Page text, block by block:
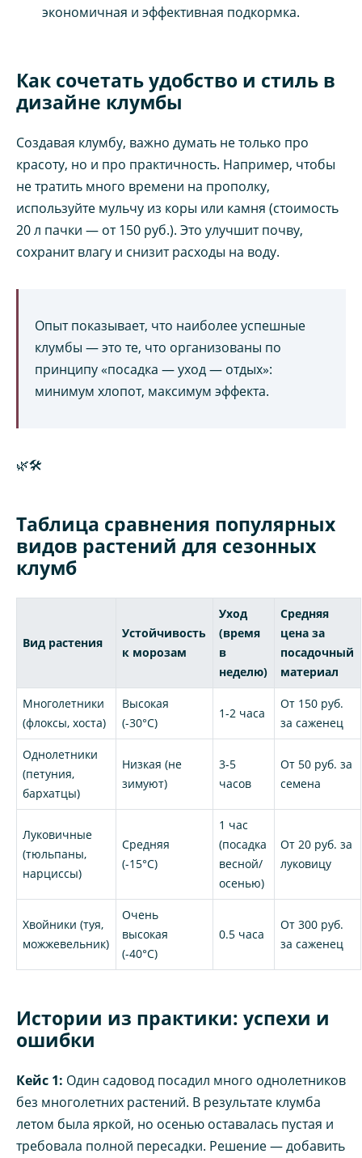
экономичная и эффективная подкормка.
Как сочетать удобство и стиль в
дизайне клумбы
Создавая клумбу, важно думать не только про
красоту, но и про практичность. Например, чтобы
не тратить много времени на прополку,
используйте мульчу из коры или камня (стоимость
20 л пачки — от 150 руб.). Это улучшит почву,
сохранит влагу и снизит расходы на воду.
Опыт показывает, что наиболее успешные
клумбы — это те, что организованы по
принципу «посадка — уход — отдых»:
минимум хлопот, максимум эффекта.
🌿🛠️
Таблица сравнения популярных
видов растений для сезонных
клумб
Вид растения
Устойчивость
к морозам
Уход
(время
в
неделю)
Средняя
цена за
посадочный
материал
Многолетники
(флоксы, хоста)
Высокая
(-30°C)
1-2 часа
От 150 руб.
за саженец
Однолетники
(петуния,
бархатцы)
Низкая (не
зимуют)
3-5
часов
От 50 руб. за
семена
Луковичные
(тюльпаны,
нарциссы)
Средняя
(-15°C)
1 час
(посадка
весной/
осенью)
От 20 руб. за
луковицу
Хвойники (туя,
можжевельник)
Очень
высокая
(-40°C)
0.5 часа
От 300 руб.
за саженец
Истории из практики: успехи и
ошибки
Кейс 1: Один садовод посадил много однолетников
без многолетних растений. В результате клумба
летом была яркой, но осенью оставалась пустая и
требовала полной пересадки. Решение — добавить